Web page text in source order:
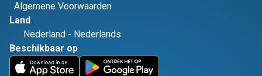
Algemene Voorwaarden
Land
Nederland - Nederlands
Beschikbaar op